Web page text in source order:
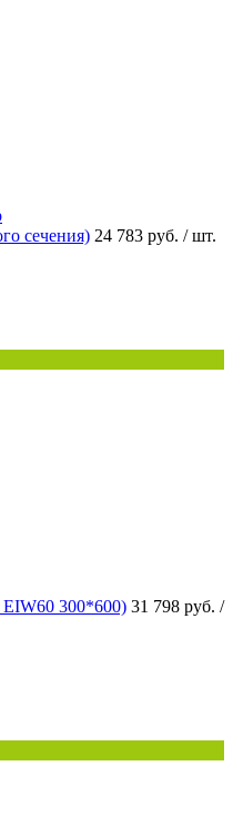
сечения) 24 783 руб. / шт.
300*600) 31 798 руб. /